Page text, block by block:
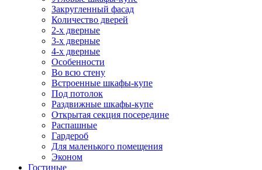
Закругленный фасад
Количество дверей
2-х дверные
3-х дверные
4-х дверные
Особенности
Во всю стену
Встроенные шкафы-купе
Под потолок
Раздвижные шкафы-купе
Открытая секция посередине
Распашные
Гардероб
Для маленького помещения
Эконом
Гостиные